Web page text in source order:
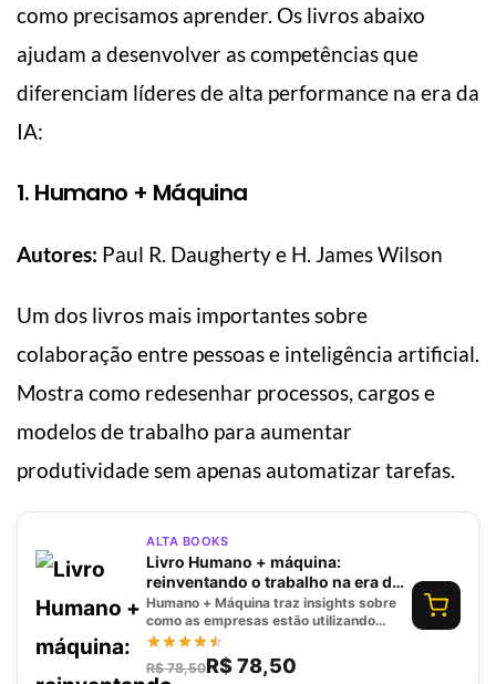
como precisamos aprender. Os livros abaixo
ajudam a desenvolver as competências que
diferenciam líderes de alta performance na era da
IA:
1. Humano + Máquina
Autores: Paul R. Daugherty e H. James Wilson
Um dos livros mais importantes sobre
colaboração entre pessoas e inteligência artificial.
Mostra como redesenhar processos, cargos e
modelos de trabalho para aumentar
produtividade sem apenas automatizar tarefas.
ALTA BOOKS
Livro Humano + máquina:
reinventando o trabalho na era da
IA
Humano + Máquina traz insights sobre
como as empresas estão utilizando
inteligência artificial para transformar
processos de negócios e fomentar a
inovação.
R$ 78,50R$ 78,50